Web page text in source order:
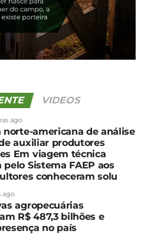
Preço do tabaco:
entidades se reúnem com
13 de dezembro, 2023
Em "Brasil"
VIDEOS
ago
norte-americana de análise
auxiliar produtores
Em viagem técnica
Sistema FAEP aos
conheceram solu
ago
agropecuárias
R$ 487,3 bilhões e
no país